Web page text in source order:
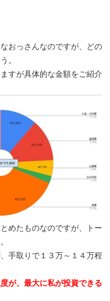
おっさんなのですが、どの
。
すが具体的な金額をご紹介
めたものなのですが、トー
手取りで１３万～１４万程
が、最大に私が投資できる